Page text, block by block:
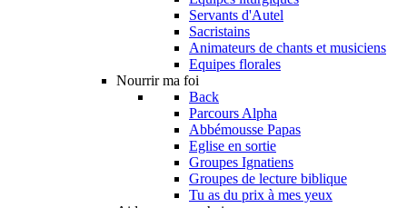
Servants d'Autel
Sacristains
Animateurs de chants et musiciens
Equipes florales
Nourrir ma foi
Back
Parcours Alpha
Abbémousse Papas
Eglise en sortie
Groupes Ignatiens
Groupes de lecture biblique
Tu as du prix à mes yeux